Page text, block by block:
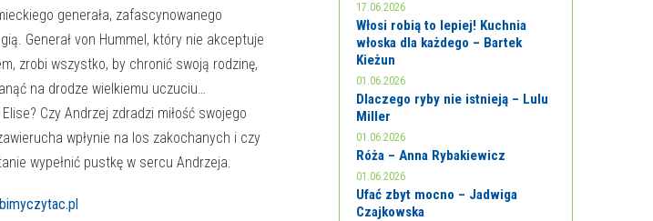
generała, zafascynowanego
Generał von Hummel, który nie akceptuje
zrobi wszystko, by chronić swoją rodzinę,
na drodze wielkiemu uczuciu…
Czy Andrzej zdradzi miłość swojego
wpłynie na los zakochanych i czy
wypełnić pustkę w sercu Andrzeja.
17.06.2026
Włosi robią to lepiej! Kuchnia
włoska dla każdego – Bartek
Kieżun
01.06.2026
Dlaczego ryby nie istnieją – Lulu
Miller
01.06.2026
Róża – Anna Rybakiewicz
01.06.2026
Ufać zbyt mocno – Jadwiga
Czajkowska